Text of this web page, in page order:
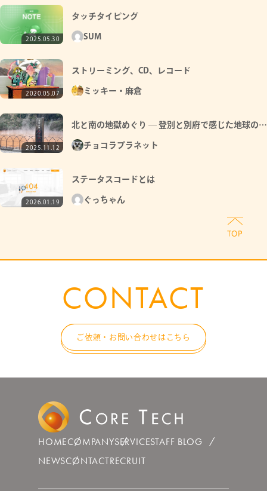
2025.05.30
タッチタイピング
SUM
2020.05.07
ストリーミング、CD、レコード
ミッキー・麻倉
2025.11.12
北と南の地獄めぐり ― 登別と別府で感じた地球の息
吹
チョコラプラネット
2026.01.19
ステータスコードとは
ぐっちゃん
CONTACT
ご依頼・お問い合わせはこちら
HOMECOMPANYSERVICESTAFF BLOG
NEWSCONTACTRECRUIT